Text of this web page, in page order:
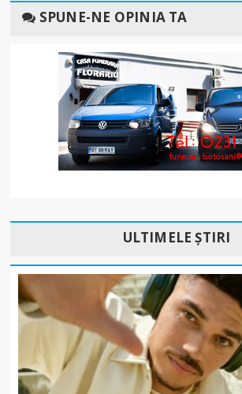
SPUNE-NE OPINIA TA
ULTIMELE ȘTIRI